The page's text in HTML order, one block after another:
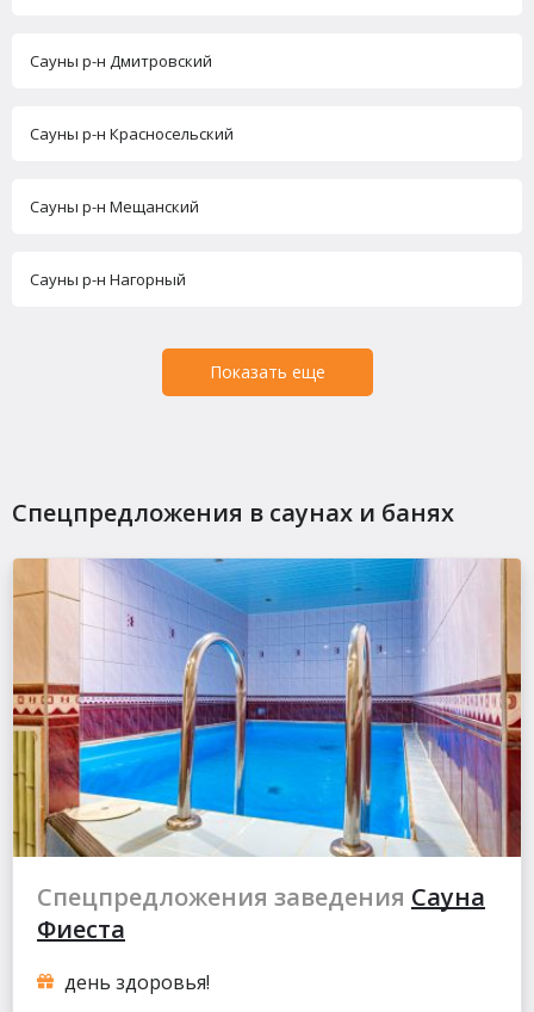
Сауны р-н Дмитровский
Сауны р-н Красносельский
Сауны р-н Мещанский
Сауны р-н Нагорный
Показать еще
Спецпредложения в саунах и банях
Спецпредложения заведения Сауна
Фиеста
день здоровья!